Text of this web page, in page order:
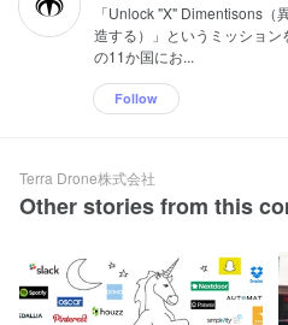
「Unlock "X" Dimentisons（
造する）」というミッショ
の11か国にお...
Follow
Terra Drone株式会社
Other stories from this